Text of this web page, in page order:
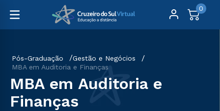
0
Pós-Graduação
Gestão e Negócios
MBA em Auditoria e Finanças
MBA em Auditoria e
Finanças